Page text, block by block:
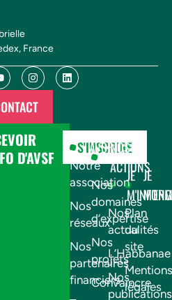
France
D'AVSF
S'INSCRIRE
AVSF
Notre
association
Nos
réseaux
Nos
partenaires
financiers
NOS
ACTIONS
Nos
domaines
d’expertise
Nos
projets
Convaincre
JE
Nos
actualités
L’Habbanae
Nos
publications
JE
Plan
du
site
Mentions
légales